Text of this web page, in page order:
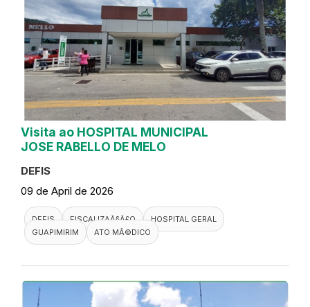
Visita ao HOSPITAL MUNICIPAL
JOSE RABELLO DE MELO
DEFIS
09 de April de 2026
DEFIS FISCALIZAÃ§Ã£O
HOSPITAL GERAL
GUAPIMIRIM
ATO MÃ©DICO